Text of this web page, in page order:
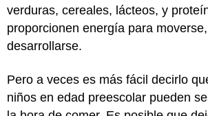
verduras, cereales, lácteos, y
proporcionen energía para
desarrollarse.
Pero a veces es más fácil decirlo
niños en edad preescolar pueden